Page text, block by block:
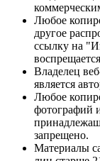
Любое
другое
ссылку на
Владелец
является
Любое
фотографий
запрещено.
Материалы